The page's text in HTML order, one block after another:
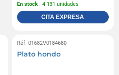
En stock : 4 131 unidades
CITA EXPRESA
Réf. 01682V0184680
Plato hondo